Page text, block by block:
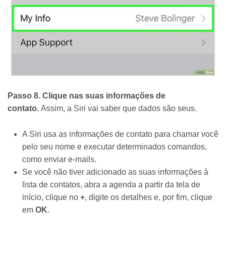
Passo 8. Clique nas suas informações de
contato. Assim, a Siri vai saber que dados são seus.
A Siri usa as informações de contato para chamar você
pelo seu nome e executar determinados comandos,
como enviar e-mails.
Se você não tiver adicionado as suas informações à
lista de contatos, abra a agenda a partir da tela de
início, clique no +, digite os detalhes e, por fim, clique
em OK.